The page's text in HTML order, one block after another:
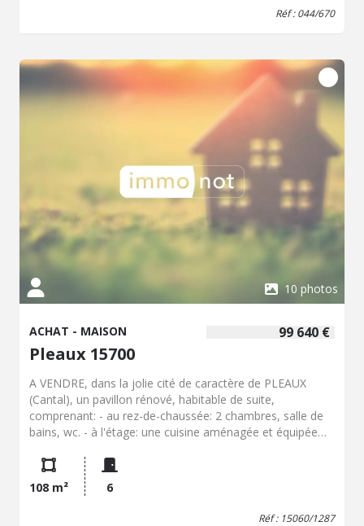
Réf : 044/670
10 photos
99 640 €
ACHAT - MAISON
Pleaux 15700
A VENDRE, dans la jolie cité de caractère de PLEAUX
(Cantal), un pavillon rénové, habitable de suite,
comprenant: - au rez-de-chaussée: 2 chambres, salle de
bains, wc. - à l'étage: une cuisine aménagée et équipée
séjour lumineux, 2 chambres, salle de bains. Travaux
récents : ravalement, installation intérieure électrique,
changement de la cabine de douche et du ballon d'eau
chaude. Un garage et un abri de jardin complètent ce
108 m² 6
Réf : 15060/1287